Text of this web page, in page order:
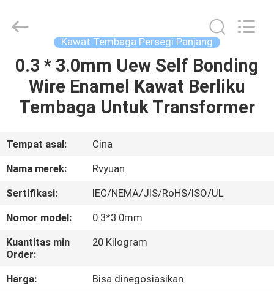
RUMAH
PRODUK
VIDEO
KITA
WISATA
PABRIK
Material
Co,.Ltd.
Reserved.
Kawat Tembaga Persegi Panjang
0.3 * 3.0mm Uew Self Bonding
Wire Enamel Kawat Berliku
Tembaga Untuk Transformer
Tempat asal:
Cina
Nama merek:
Rvyuan
Sertifikasi:
IEC/NEMA/JIS/RoHS/ISO/UL
Nomor model:
0.3*3.0mm
Kuantitas min
Order:
20 Kilogram
Harga:
Bisa dinegosiasikan